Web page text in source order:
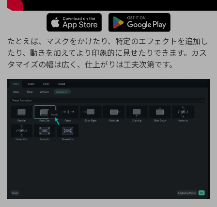
たとえば、マスクをかけたり、特定のエフェクトを追加し
たり、動きを加えてより印象的に見せたりできます。カス
タマイズの幅は広く、仕上がりは工夫次第です。